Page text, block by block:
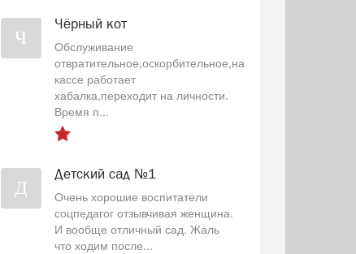
Ч
Чёрный кот
Обслуживание
отвратительное,оскорбительное,на
кассе работает
хабалка,переходит на личности.
Время п...
Д
Детский сад №1
Очень хорошие воспитатели
соцпедагог отзывчивая женщина.
И вообще отличный сад. Жаль
что ходим после...